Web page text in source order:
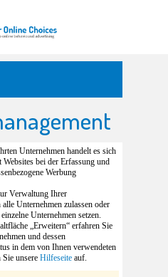
Unternehmen handelt es sich
bei der Erfassung und
Werbung
Verwaltung Ihrer
Unternehmen zulassen oder
Unternehmen setzen.
„Erweitern“ erfahren Sie
und dessen
in dem von Ihnen verwendeten
unsere Hilfeseite auf.